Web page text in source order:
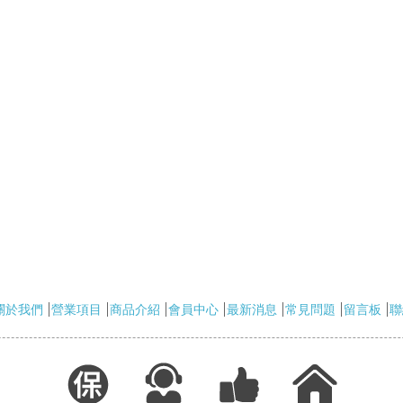
於我們 營業項目 商品介紹 會員中心 最新消息 常見問題 留言板